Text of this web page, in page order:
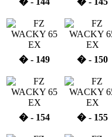
� - 149 � - 150
� - 154 � - 155